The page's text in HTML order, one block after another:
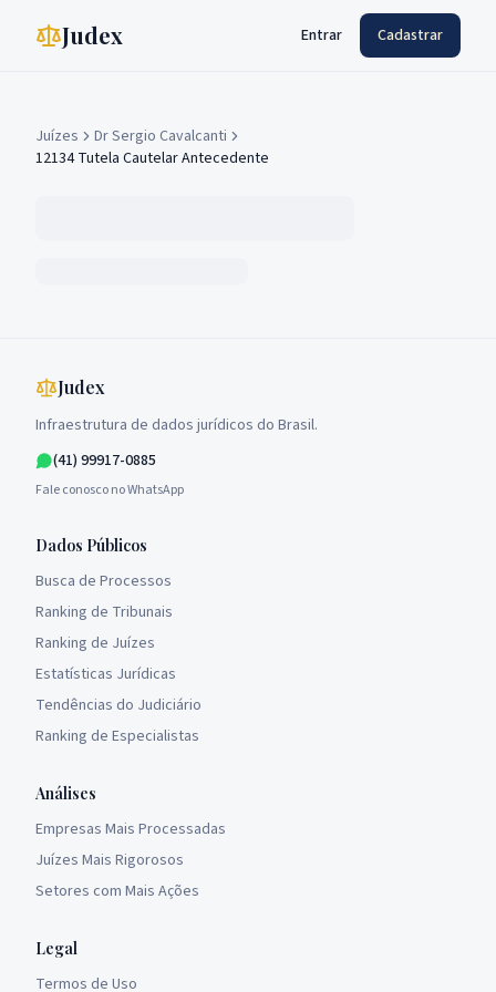
Judex Entrar Cadastrar
Juízes
Dr Sergio Cavalcanti
12134 Tutela Cautelar Antecedente
Judex
Infraestrutura de dados jurídicos do Brasil.
(41) 99917-0885
Fale conosco no WhatsApp
Dados Públicos
Busca de Processos
Ranking de Tribunais
Ranking de Juízes
Estatísticas Jurídicas
Tendências do Judiciário
Ranking de Especialistas
Análises
Empresas Mais Processadas
Juízes Mais Rigorosos
Setores com Mais Ações
Legal
Termos de Uso